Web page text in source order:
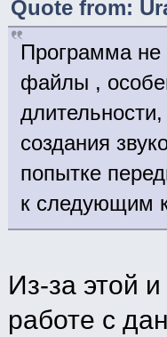
Quote from:
Программа не
файлы ,
создания
попытке
к следующим
Из-за этой
работе с